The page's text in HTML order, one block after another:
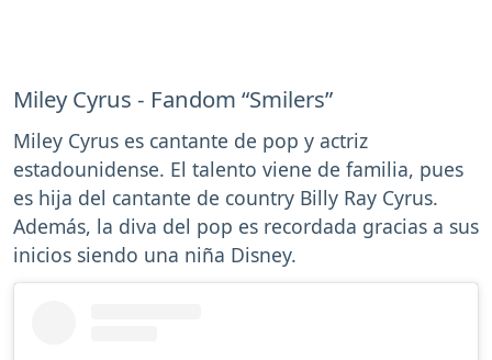
Miley Cyrus - Fandom “Smilers”
Miley Cyrus es cantante de pop y actriz
estadounidense. El talento viene de familia, pues
es hija del cantante de country Billy Ray Cyrus.
Además, la diva del pop es recordada gracias a sus
inicios siendo una niña Disney.